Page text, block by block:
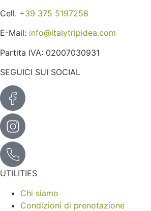
Cell. +39 375 5197258
E-Mail: info@italytripidea.com
Partita IVA: 02007030931
SEGUICI SUI SOCIAL
UTILITIES
Chi siamo
Condizioni di prenotazione